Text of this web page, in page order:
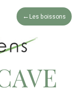
Les boissons